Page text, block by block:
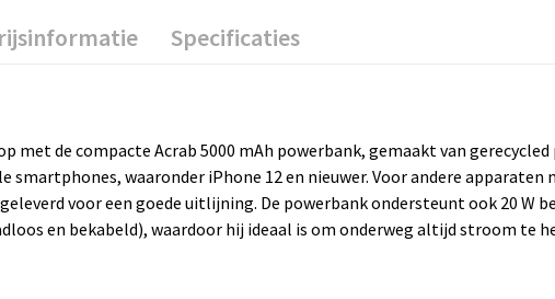
Specificaties
met de compacte Acrab 5000 mAh powerbank, gemaakt van
smartphones, waaronder iPhone 12 en nieuwer. Voor andere
voor een goede uitlijning. De powerbank ondersteunt ook 20 W
en bekabeld), waardoor hij ideaal is om onderweg altijd stroom te